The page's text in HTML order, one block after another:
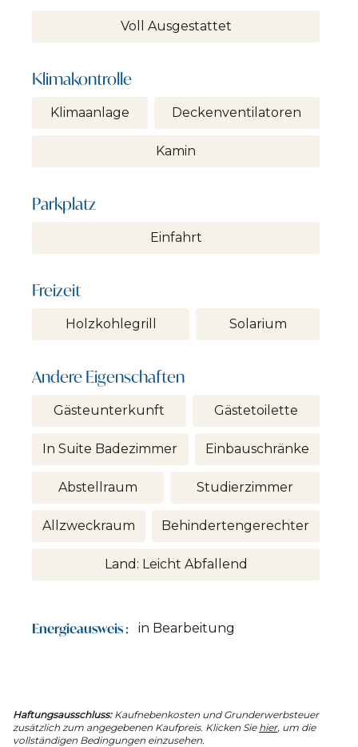
Voll Ausgestattet
Klimakontrolle
Klimaanlage Deckenventilatoren
Kamin
Parkplatz
Einfahrt
Freizeit
Holzkohlegrill Solarium
Andere Eigenschaften
Gästeunterkunft Gästetoilette
In Suite Badezimmer Einbauschränke
Abstellraum Studierzimmer
Allzweckraum Behindertengerechter
Land: Leicht Abfallend
Energieausweis : in Bearbeitung
Haftungsausschluss:Kaufnebenkosten und Grunderwerbsteuer
zusätzlich zum angegebenen Kaufpreis. Klicken Sie hier, um die
vollständigen Bedingungen einzusehen.